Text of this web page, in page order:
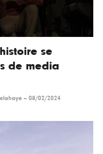
se
de media
-- 08/02/2024